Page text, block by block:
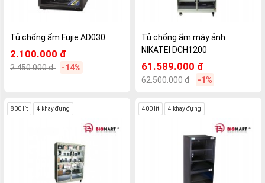
Tủ chống ẩm Fujie AD030
2.100.000 đ
2.450.000 đ -14%
Tủ chống ẩm máy ảnh
NIKATEI DCH1200
61.589.000 đ
62.500.000 đ -1%
800 lít 4 khay đựng 400 lít 4 khay đựng